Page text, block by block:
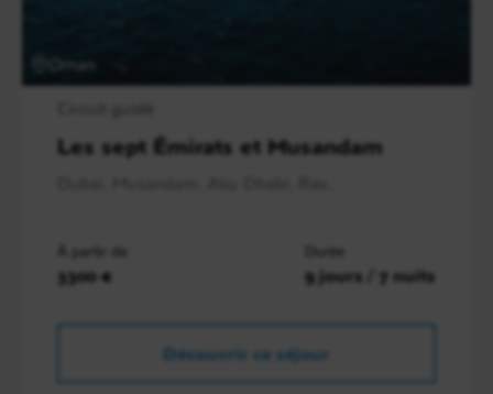
Oman
Les sept Émirats et Musandam
À partir de
3300 €
Durée
9 jours / 7 nuits
Découvrir ce séjour